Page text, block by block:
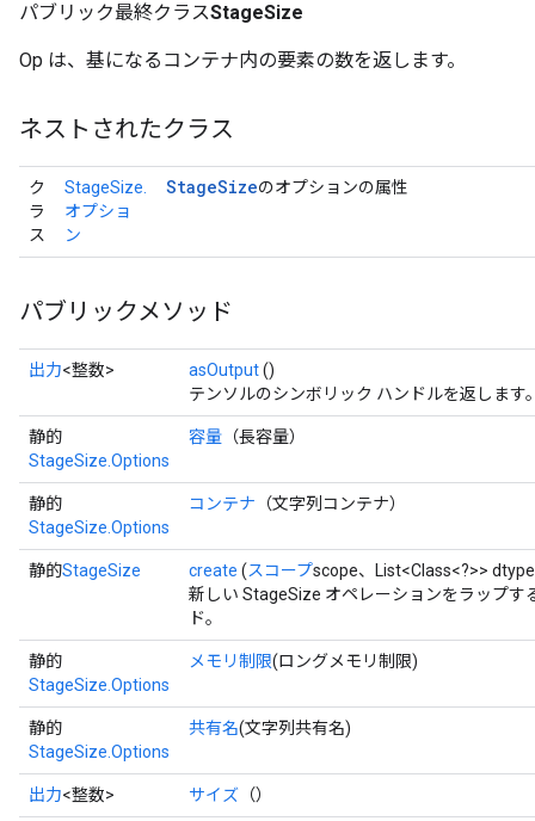
パブリック最終クラスStageSize
Op は、基になるコンテナ内の要素の数を返します。
ネストされたクラス
ク
ラ
ス
StageSize.
オプショ
ン
StageSizeのオプションの属性
パブリックメソッド
出力<整数> asOutput()
テンソルのシンボリック ハンドルを返します
静的
StageSize.Options
容量 （長容量）
静的
StageSize.Options
コンテナ （文字列コンテナ）
静的StageSize create (スコープscope、List<Class<?>>
新しい StageSize オペレーションをラップ
ド。
静的
StageSize.Options
メモリ制限(ロングメモリ制限)
静的
StageSize.Options
共有名(文字列共有名)
出力<整数> サイズ （）